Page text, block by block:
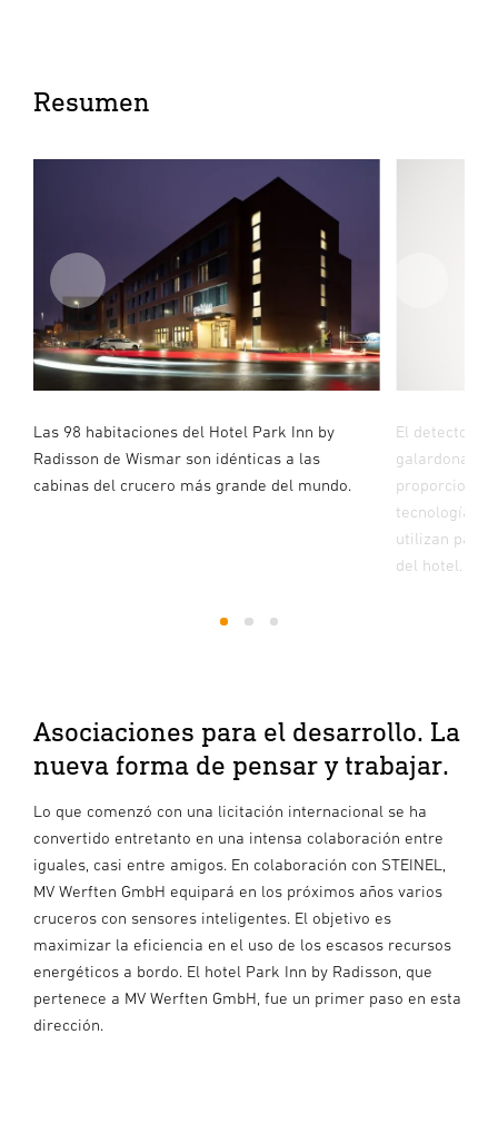
Resumen
Las 98 habitaciones del Hotel Park Inn by
Radisson de Wismar son idénticas a las
cabinas del crucero más grande del mundo.
El detector
galardonado
proporciona
tecnología
utilizan para
del hotel.
2
Asociaciones para el desarrollo. La
nueva forma de pensar y trabajar.
Lo que comenzó con una licitación internacional se ha
convertido entretanto en una intensa colaboración entre
iguales, casi entre amigos. En colaboración con STEINEL,
MV Werften GmbH equipará en los próximos años varios
cruceros con sensores inteligentes. El objetivo es
maximizar la eficiencia en el uso de los escasos recursos
energéticos a bordo. El hotel Park Inn by Radisson, que
pertenece a MV Werften GmbH, fue un primer paso en esta
dirección.